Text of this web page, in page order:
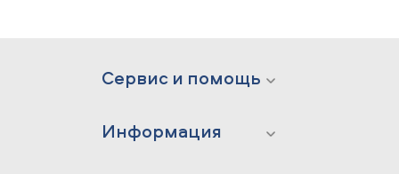
Сервис и помощь
Информация